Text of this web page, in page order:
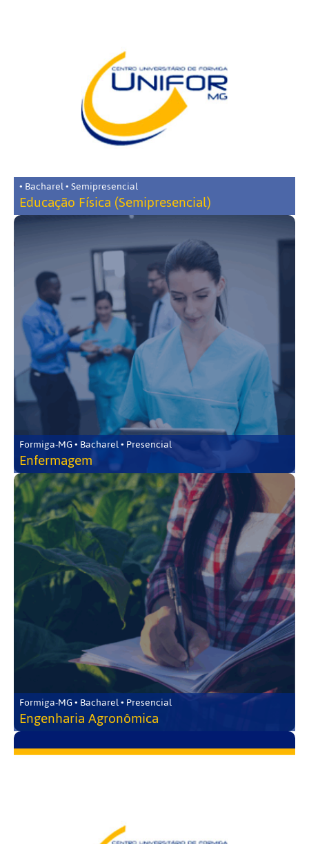
• Bacharel • Semipresencial
Educação Física (Semipresencial)
Formiga-MG • Bacharel • Presencial
Enfermagem
Formiga-MG • Bacharel • Presencial
Engenharia Agronômica